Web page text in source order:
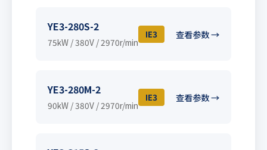
YE3-280S-2
75kW / 380V / 2970r/min
IE3 查看参数 →
YE3-280M-2
90kW / 380V / 2970r/min
IE3 查看参数 →